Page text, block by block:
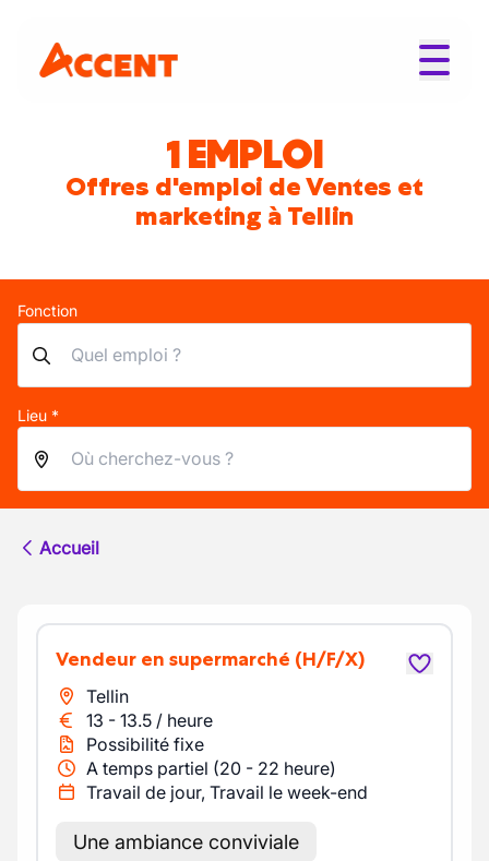
1 EMPLOI
Offres d'emploi de Ventes et
marketing à Tellin
Fonction
Lieu *
Accueil
Vendeur en supermarché (H/F/X)
Tellin
13 - 13.5 / heure
Possibilité fixe
A temps partiel (20 - 22 heure)
Travail de jour, Travail le week-end
Une ambiance conviviale